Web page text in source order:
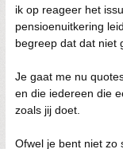
ik op reageer het
pensioenuitkering
begreep dat dat niet
Je gaat me nu
en die iedereen die
zoals jij doet.
Ofwel je bent niet zo